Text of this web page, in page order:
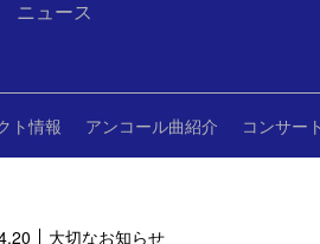
ニュース
ト情報 アンコール曲紹介 コンサー
大切なお知らせ